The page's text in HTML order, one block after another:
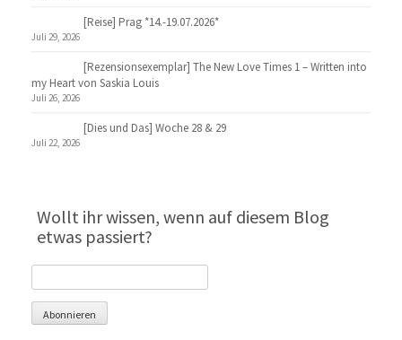
[Reise] Prag *14.-19.07.2026*
Juli 29, 2026
[Rezensionsexemplar] The New Love Times 1 – Written into
my Heart von Saskia Louis
Juli 26, 2026
[Dies und Das] Woche 28 & 29
Juli 22, 2026
Wollt ihr wissen, wenn auf diesem Blog
etwas passiert?